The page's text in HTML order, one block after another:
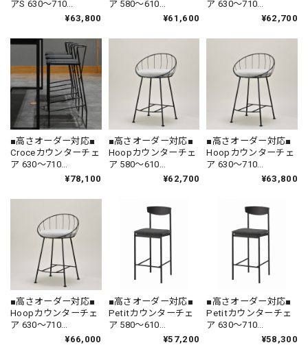
アS 630〜710
[FKU1605-SH630-710
アイアン カウンター
スツール 鉄家具 国産
¥63,800
ア 580〜610
[FEL2002-SH580-610
アイアン カウンター
スツール 鉄家具 国産
¥61,600
ア 630〜710
[FEL2001-SH630-710
アイアン カウンター
スツール 鉄家具 国産
¥62,700
■高さオーダー対応■
Croceカウンターチェ
ア 630〜710
[FEL2001-SH630-710
ハイチェア アイアン
鉄家具 国産家具
¥78,100
■高さオーダー対応■
Hoopカウンターチェ
ア 580〜610
[FCF1971-SH580-610
スツール 鉄家具 国産
¥62,700
■高さオーダー対応■
Hoopカウンターチェ
ア 630〜710
[FCF1970-SH630-710
スツール 鉄家具 国産
¥63,800
■高さオーダー対応■
Hoopカウンターチェ
ア 630〜710
[FCF1970-SH630-710
¥66,000
■高さオーダー対応■
Petitカウンターチェ
ア 580〜610
[FCF1975-SH580-610
¥57,200
■高さオーダー対応■
Petitカウンターチェ
ア 630〜710
[FCF1974-SH630-710
¥58,300